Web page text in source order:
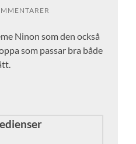
Ninon som den också
som passar bra både